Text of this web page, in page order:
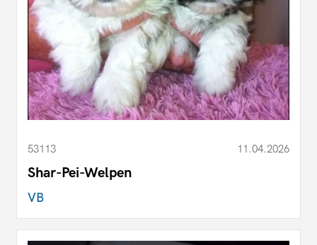
53113 11.04.2026
Shar-Pei-Welpen
VB